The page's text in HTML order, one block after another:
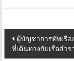
Post
navigation
ผู้บัญชาการทัพเรือ
ที่เดินทางกับเรือสำร